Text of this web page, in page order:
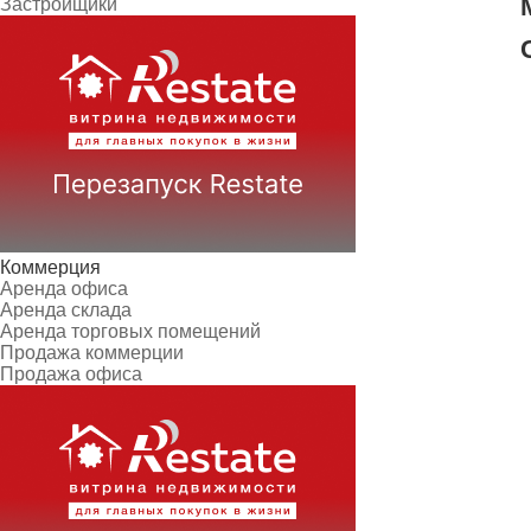
Застройщики
Коммерция
Аренда офиса
Аренда склада
Аренда торговых помещений
Продажа коммерции
Продажа офиса